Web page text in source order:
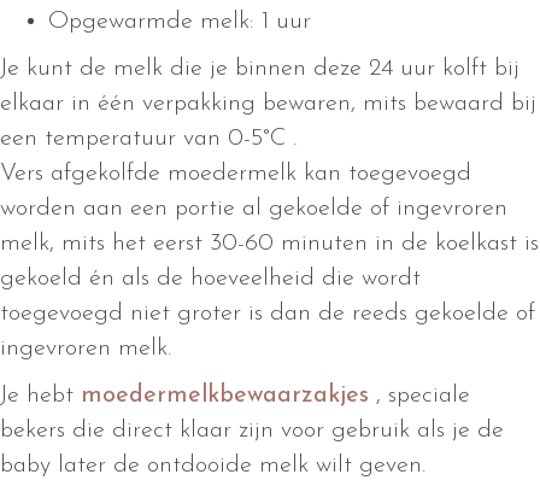
Opgewarmde melk: 1 uur
Je kunt de melk die je binnen deze 24 uur kolft bij
elkaar in één verpakking bewaren, mits bewaard bij
een temperatuur van 0-5°C .
Vers afgekolfde moedermelk kan toegevoegd
worden aan een portie al gekoelde of ingevroren
melk, mits het eerst 30-60 minuten in de koelkast is
gekoeld én als de hoeveelheid die wordt
toegevoegd niet groter is dan de reeds gekoelde of
ingevroren melk.
Je hebt moedermelkbewaarzakjes , speciale
bekers die direct klaar zijn voor gebruik als je de
baby later de ontdooide melk wilt geven.